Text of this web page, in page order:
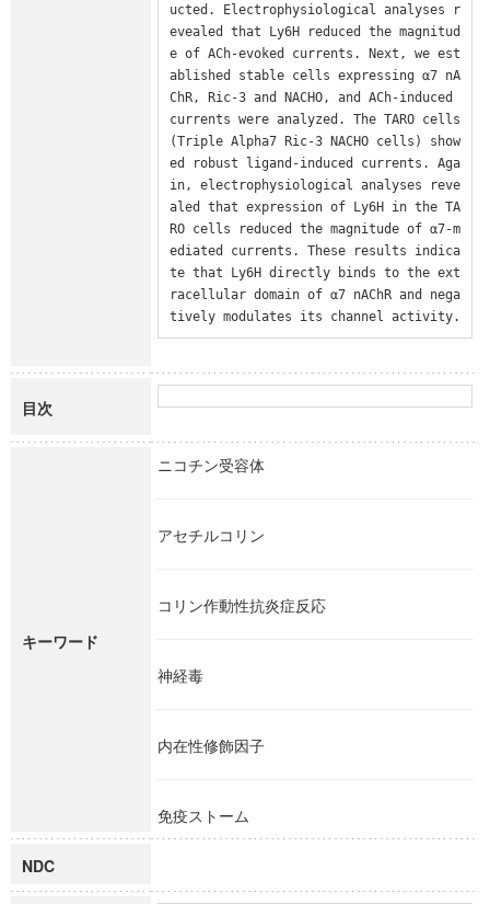
ucted. Electrophysiological analyses r
evealed that Ly6H reduced the magnitud
e of ACh-evoked currents. Next, we est
ablished stable cells expressing α7 nA
ChR, Ric-3 and NACHO, and ACh-induced
currents were analyzed. The TARO cells
(Triple Alpha7 Ric-3 NACHO cells) show
ed robust ligand-induced currents. Aga
in, electrophysiological analyses reve
aled that expression of Ly6H in the TA
RO cells reduced the magnitude of α7-m
ediated currents. These results indica
te that Ly6H directly binds to the ext
racellular domain of α7 nAChR and nega
tively modulates its channel activity.
目次
キーワード
ニコチン受容体
アセチルコリン
コリン作動性抗炎症反応
神経毒
内在性修飾因子
免疫ストーム
NDC